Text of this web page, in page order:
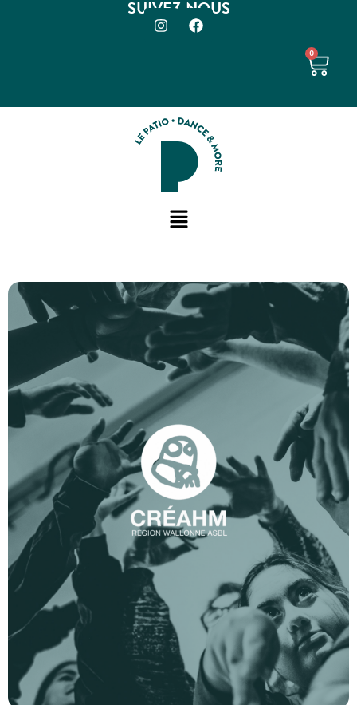
SUIVEZ-NOUS
0